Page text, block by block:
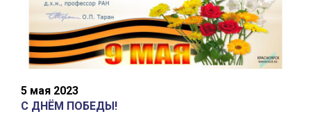
5 мая 2023
С ДНЁМ ПОБЕДЫ!